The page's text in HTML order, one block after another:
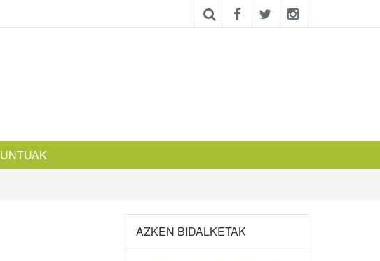
AZKEN BIDALKETAK